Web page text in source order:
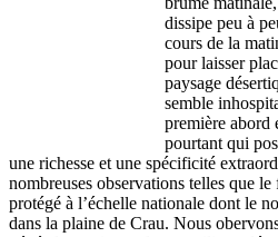
dissipe peu à
cours de la
pour laisser
paysage
semble
première abord
pourtant qui
une richesse et une spécificité
nombreuses observations telles que
protégé à l’échelle nationale dont le
dans la plaine de Crau. Nous